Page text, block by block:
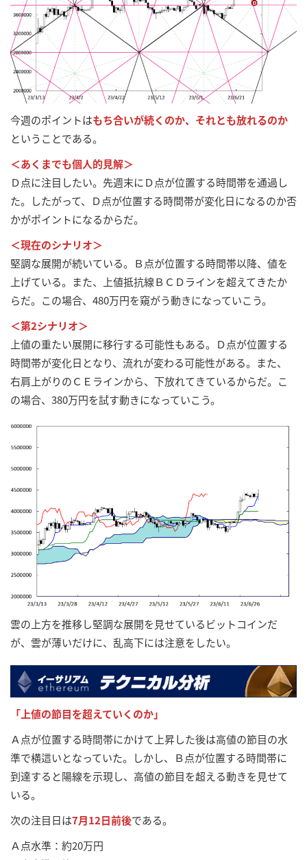
今週のポイントはもち合いが続くのか、それとも放れるのか
ということである。
＜あくまでも個人的見解＞
Ｄ点に注目したい。先週末にＤ点が位置する時間帯を通過し
た。したがって、Ｄ点が位置する時間帯が変化日になるのか否
かがポイントになるからだ。
＜現在のシナリオ＞
堅調な展開が続いている。Ｂ点が位置する時間帯以降、値を
上げている。また、上値抵抗線ＢＣＤラインを超えてきたか
らだ。この場合、480万円を窺がう動きになっていこう。
＜第2シナリオ＞
上値の重たい展開に移行する可能性もある。Ｄ点が位置する
時間帯が変化日となり、流れが変わる可能性がある。また、
右肩上がりのＣＥラインから、下放れてきているからだ。こ
の場合、380万円を試す動きになっていこう。
雲の上方を推移し堅調な展開を見せているビットコインだ
が、雲が薄いだけに、乱高下には注意をしたい。
「上値の節目を超えていくのか」
Ａ点が位置する時間帯にかけて上昇した後は高値の節目の水
準で横這いとなっていた。しかし、Ｂ点が位置する時間帯に
到達すると陽線を示現し、高値の節目を超える動きを見せて
いる。
次の注目日は7月12日前後である。
Ａ点水準：約20万円